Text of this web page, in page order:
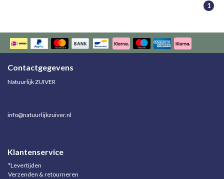
1
Contactgegevens
Natuurlijk ZUIVER
info@natuurlijkzuiver.nl
Klantenservice
*Levertijden
Verzenden & retourneren